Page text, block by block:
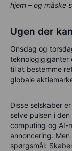
hjem – og måske
Ugen der
Onsdag og
teknologigiganter
til at bestemme
globale
Disse selskaber
selve pulsen i
computing og AI-
annoncering.
spørgsmål: